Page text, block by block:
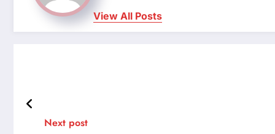
View All Posts
Next post